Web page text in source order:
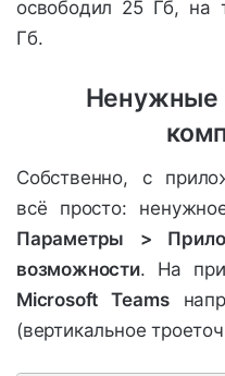
освободил 25 Гб, на
Гб.
Ненужные
Собственно, с
всё просто:
Параметры >
возможности. На
Microsoft Teams
(вертикальное